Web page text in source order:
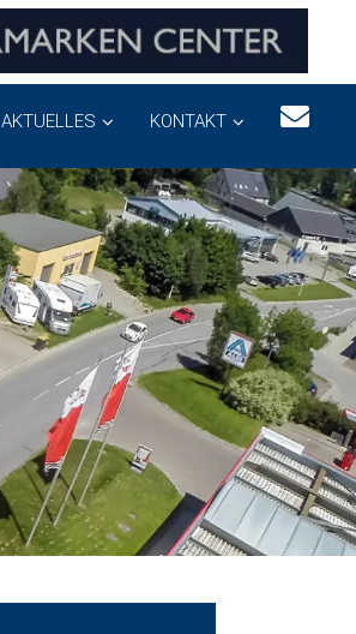
AKTUELLES KONTAKT